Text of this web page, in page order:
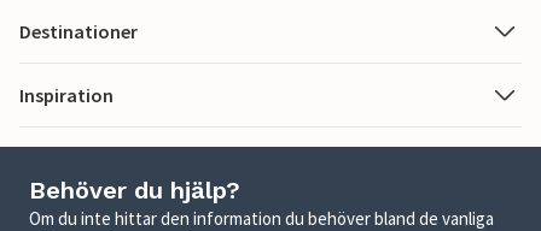
Destinationer
Inspiration
Behöver du hjälp?
Om du inte hittar den information du behöver bland de vanliga